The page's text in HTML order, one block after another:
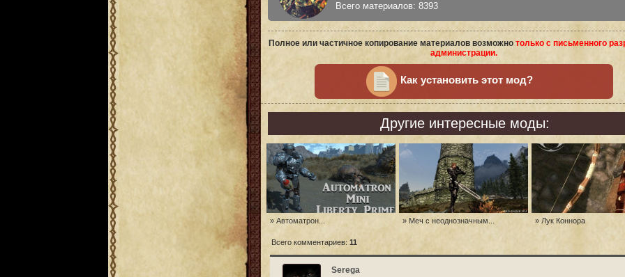
Всего материалов: 8393
Полное или частичное копирование материалов возможно только с письменного
администрации.
Как установить этот мод?
Другие интересные моды:
» Автоматрон... » Меч с неоднозначным... » Лук Коннора
Всего комментариев: 11
Serega